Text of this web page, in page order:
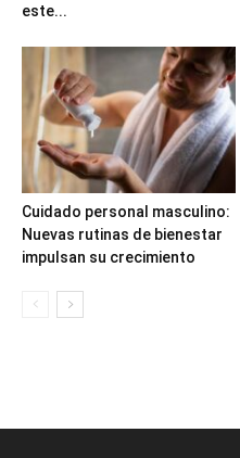
este...
Cuidado personal masculino:
Nuevas rutinas de bienestar
impulsan su crecimiento